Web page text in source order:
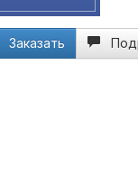
Заказать